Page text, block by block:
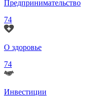
Предпринимательство
74
О здоровье
74
Инвестиции